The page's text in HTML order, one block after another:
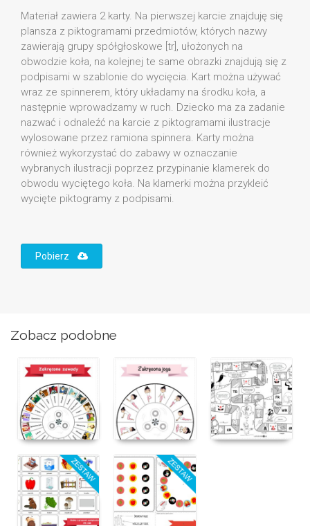
Materiał zawiera 2 karty. Na pierwszej karcie znajduję się
plansza z piktogramami przedmiotów, których nazwy
zawierają grupy spółgłoskowe [tr], ułożonych na
obwodzie koła, na kolejnej te same obrazki znajdują się z
podpisami w szablonie do wycięcia. Kart można używać
wraz ze spinnerem, który układamy na środku koła, a
następnie wprowadzamy w ruch. Dziecko ma za zadanie
nazwać i odnaleźć na karcie z piktogramami ilustracje
wylosowane przez ramiona spinnera. Karty można
również wykorzystać do zabawy w oznaczanie
wybranych ilustracji poprzez przypinanie klamerek do
obwodu wyciętego koła. Na klamerki można przykleić
wycięte piktogramy z podpisami.
Pobierz
Zobacz podobne